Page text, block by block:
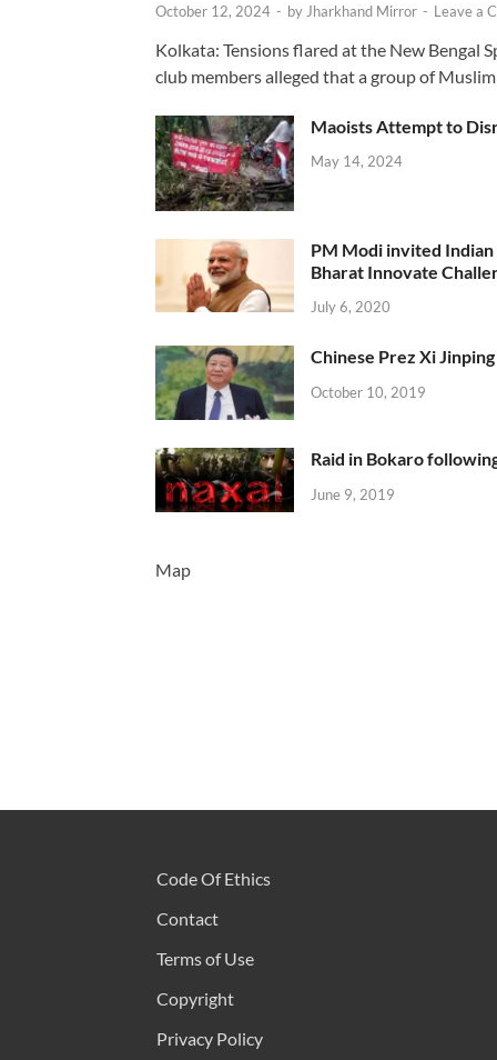
October 12, 2024 - by Jharkhand Mirror - Leave a
Kolkata: Tensions flared at the New Bengal
club members alleged that a group of
Maoists Attempt to
May 14, 2024
PM Modi invited
Bharat Innovate
July 6, 2020
Chinese Prez Xi
October 10, 2019
Raid in Bokaro
June 9, 2019
Map
Code Of Ethics
Contact
Terms of Use
Copyright
Privacy Policy